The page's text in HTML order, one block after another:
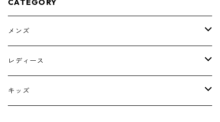
CATEGORY
メンズ
トップス
ボトムス
レディース
トップス
キッズ